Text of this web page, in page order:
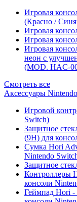
Игровая
(Красно /
Игровая
Игровая
Игровая
неон с
(MOD. HAC-
Смотреть все
Аксессуары
Игровой
Switch)
Защитное
(9H) для
Сумка Hori
Nintendo
Защитное
Контроллеры
консоли
Геймпад Hori -